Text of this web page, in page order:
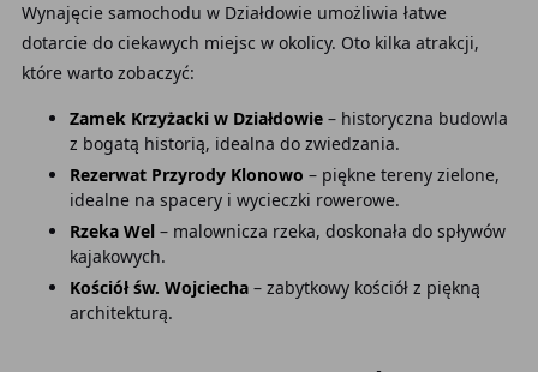
Wynajęcie samochodu w Działdowie umożliwia łatwe
dotarcie do ciekawych miejsc w okolicy. Oto kilka atrakcji,
które warto zobaczyć:
Zamek Krzyżacki w Działdowie– historyczna budowla
z bogatą historią, idealna do zwiedzania.
Rezerwat Przyrody Klonowo – piękne tereny zielone,
idealne na spacery i wycieczki rowerowe.
Rzeka Wel– malownicza rzeka, doskonała do spływów
kajakowych.
Kościół św. Wojciecha– zabytkowy kościół z piękną
architekturą.